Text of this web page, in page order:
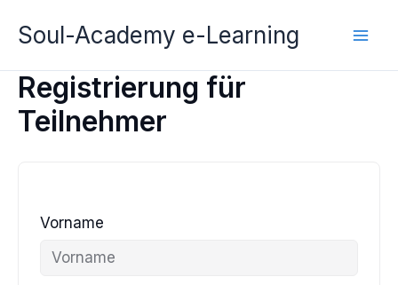
InhaltSoul-Academy e-Learning
Registrierung für
Teilnehmer
Vorname